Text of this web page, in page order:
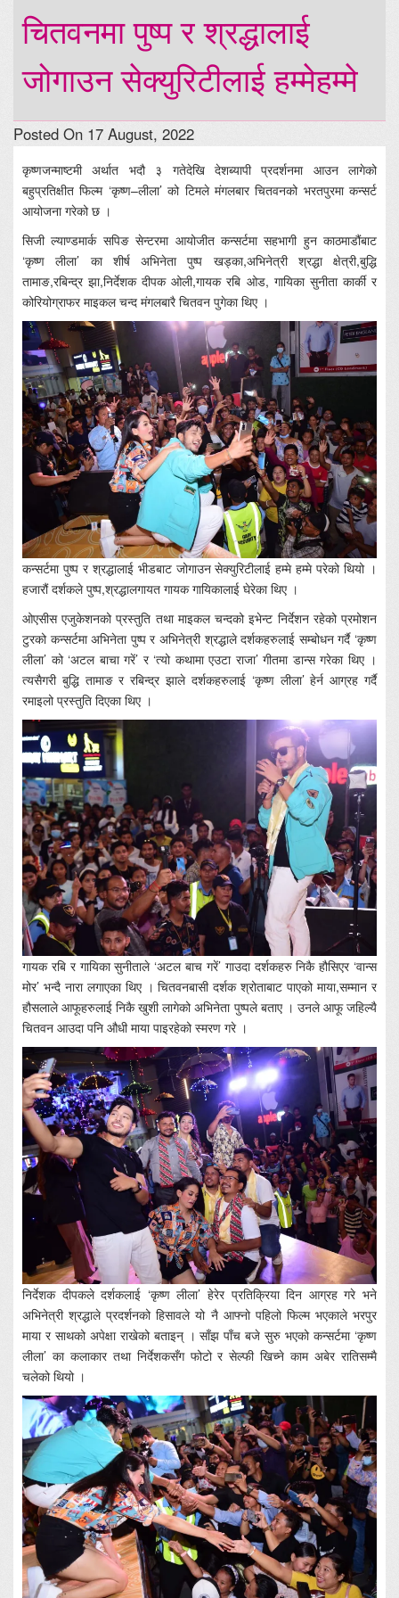
चितवनमा पुष्प र श्रद्धालाई
जोगाउन सेक्युरिटीलाई हम्मेहम्मे
Posted On 17 August, 2022
कृष्णजन्माष्टमी अर्थात भदौ ३ गतेदेखि देशब्यापी प्रदर्शनमा आउन लागेको
बहुप्रतिक्षीत फिल्म ‘कृष्ण–लीला’ को टिमले मंगलबार चितवनको भरतपुरमा कन्सर्ट
आयोजना गरेको छ ।
सिजी ल्याण्डमार्क सपिङ सेन्टरमा आयोजीत कन्सर्टमा सहभागी हुन काठमाडौंबाट
‘कृष्ण लीला’ का शीर्ष अभिनेता पुष्प खड्का,अभिनेत्री श्रद्धा क्षेत्री,बुद्धि
तामाङ,रबिन्द्र झा,निर्देशक दीपक ओली,गायक रबि ओड, गायिका सुनीता कार्की र
कोरियोग्राफर माइकल चन्द मंगलबारै चितवन पुगेका थिए ।
कन्सर्टमा पुष्प र श्रद्धालाई भीडबाट जोगाउन सेक्युरिटीलाई हम्मे हम्मे परेको थियो ।
हजारौं दर्शकले पुष्प,श्रद्धालगायत गायक गायिकालाई घेरेका थिए ।
ओएसीस एजुकेशनको प्रस्तुति तथा माइकल चन्दको इभेन्ट निर्देशन रहेको प्रमोशन
टुरको कन्सर्टमा अभिनेता पुष्प र अभिनेत्री श्रद्धाले दर्शकहरुलाई सम्बोधन गर्दै ‘कृष्ण
लीला’ को ‘अटल बाचा गरें’ र ‘त्यो कथामा एउटा राजा’ गीतमा डान्स गरेका थिए ।
त्यसैगरी बुद्धि तामाङ र रबिन्द्र झाले दर्शकहरुलाई ‘कृष्ण लीला’ हेर्न आग्रह गर्दै
रमाइलो प्रस्तुति दिएका थिए ।
गायक रबि र गायिका सुनीताले ‘अटल बाच गरें’ गाउदा दर्शकहरु निकै हौसिएर ‘वान्स
मोर’ भन्दै नारा लगाएका थिए । चितवनबासी दर्शक श्रोताबाट पाएको माया,सम्मान र
हौसलाले आफूहरुलाई निकै खुशी लागेको अभिनेता पुष्पले बताए । उनले आफू जहिल्यै
चितवन आउदा पनि औधी माया पाइरहेको स्मरण गरे ।
निर्देशक दीपकले दर्शकलाई ‘कृष्ण लीला’ हेरेर प्रतिक्रिया दिन आग्रह गरे भने
अभिनेत्री श्रद्धाले प्रदर्शनको हिसावले यो नै आफ्नो पहिलो फिल्म भएकाले भरपुर
माया र साथको अपेक्षा राखेको बताइन् । साँझ पाँच बजे सुरु भएको कन्सर्टमा ‘कृष्ण
लीला’ का कलाकार तथा निर्देशकसँग फोटो र सेल्फी खिच्ने काम अबेर रातिसम्मै
चलेको थियो ।